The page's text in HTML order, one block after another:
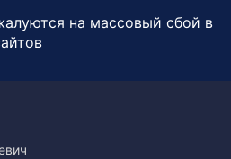
на массовый сбой в